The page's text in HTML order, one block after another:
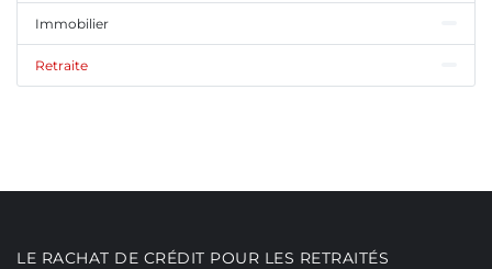
Immobilier
Retraite
LE RACHAT DE CRÉDIT POUR LES RETRAITÉS